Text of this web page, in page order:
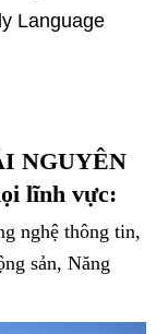
Language
NGUYÊN
lĩnh vực:
nghệ thông tin,
sản, Năng